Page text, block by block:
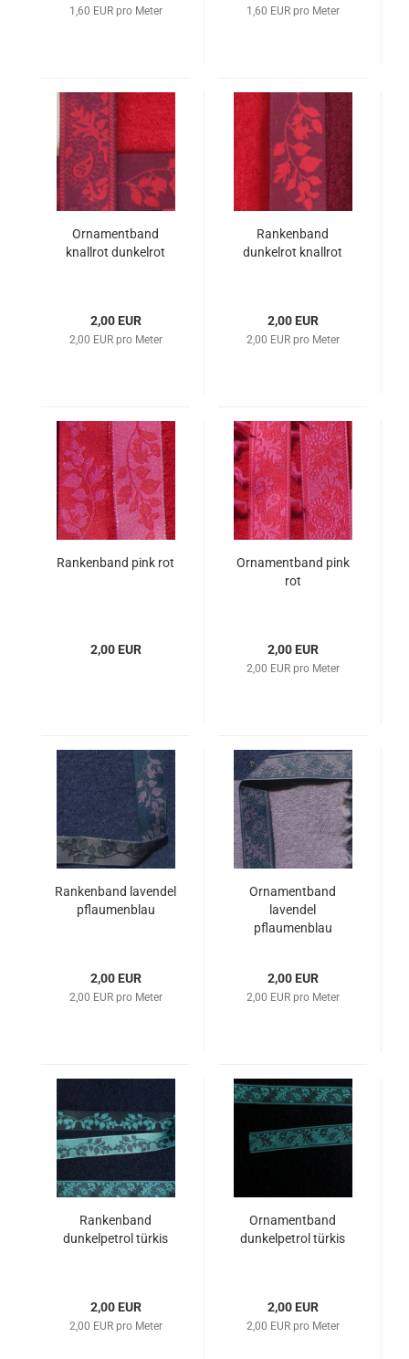
1,60 EUR pro Meter 1,60 EUR pro Meter
Ornamentband
knallrot dunkelrot
2,00 EUR
2,00 EUR pro Meter
Rankenband
dunkelrot knallrot
2,00 EUR
2,00 EUR pro Meter
Rankenband pink rot
2,00 EUR
Ornamentband pink
rot
2,00 EUR
2,00 EUR pro Meter
Rankenband lavendel
pflaumenblau
2,00 EUR
2,00 EUR pro Meter
Ornamentband
lavendel
pflaumenblau
2,00 EUR
2,00 EUR pro Meter
Rankenband
dunkelpetrol türkis
2,00 EUR
2,00 EUR pro Meter
Ornamentband
dunkelpetrol türkis
2,00 EUR
2,00 EUR pro Meter